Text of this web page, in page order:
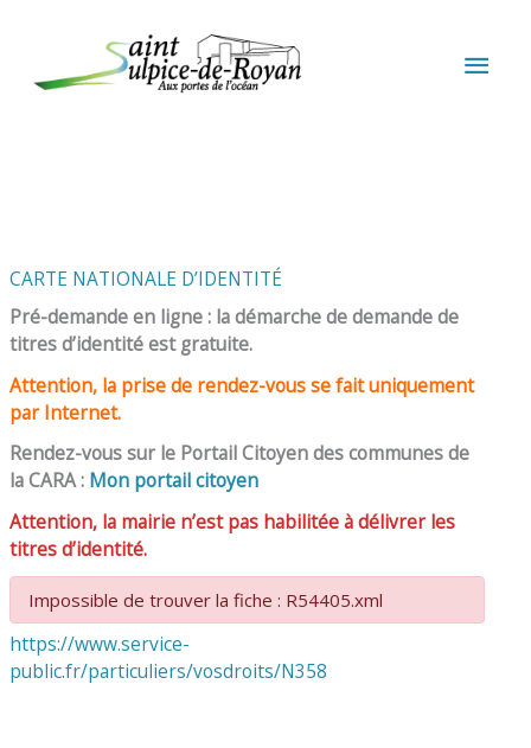
CARTE NATIONALE D’IDENTITÉ
Pré-demande en ligne : la démarche de demande de
titres d’identité est gratuite.
Attention, la prise de rendez-vous se fait uniquement
par Internet.
Rendez-vous sur le Portail Citoyen des communes de
la CARA : Mon portail citoyen
Attention, la mairie n’est pas habilitée à délivrer les
titres d’identité.
Impossible de trouver la fiche : R54405.xml
https://www.service-
public.fr/particuliers/vosdroits/N358